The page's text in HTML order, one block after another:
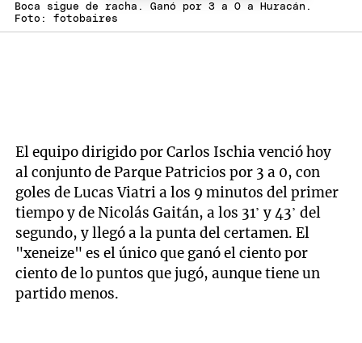
Boca sigue de racha. Ganó por 3 a 0 a Huracán.
Foto: fotobaires
El equipo dirigido por Carlos Ischia venció hoy
al conjunto de Parque Patricios por 3 a 0, con
goles de Lucas Viatri a los 9 minutos del primer
tiempo y de Nicolás Gaitán, a los 31’ y 43’ del
segundo, y llegó a la punta del certamen. El
"xeneize" es el único que ganó el ciento por
ciento de lo puntos que jugó, aunque tiene un
partido menos.